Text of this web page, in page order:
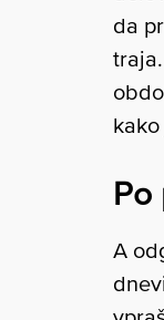
da
Po
A